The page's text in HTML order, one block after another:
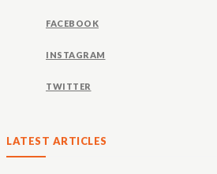
FACEBOOK
INSTAGRAM
TWITTER
LATEST ARTICLES